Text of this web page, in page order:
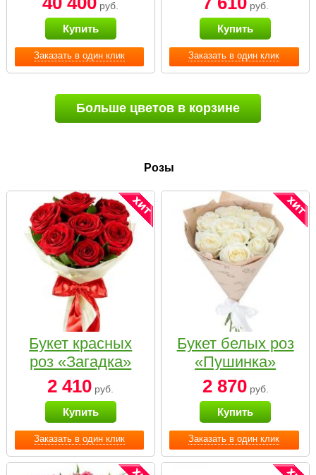
Заказать в один клик
руб.
Купить
Заказать в один клик
руб.
Купить
Больше цветов в корзине
Розы
Заказать в один клик
Букет красных
роз «Загадка»
2 410 руб.
Купить
Заказать в один клик
Букет белых роз
«Пушинка»
2 870руб.
Купить